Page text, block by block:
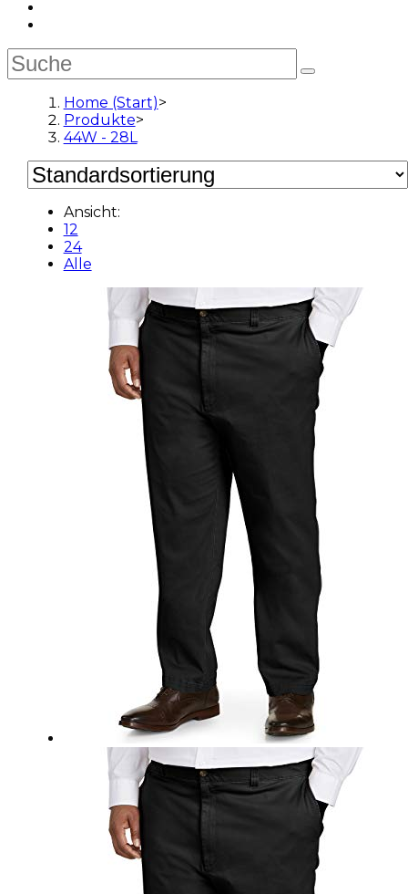
Home (Start)>
Produkte>
44W - 28L
Ansicht:
12
24
Alle